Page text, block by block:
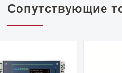
Сопутствующие